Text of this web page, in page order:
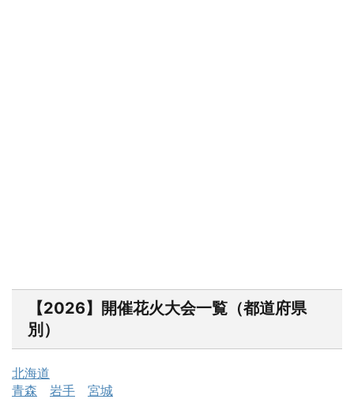
【2026】開催花火大会一覧（都道府県
別）
北海道
青森
岩手
宮城